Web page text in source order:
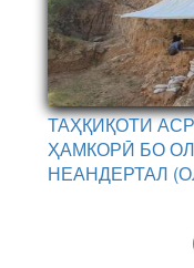
ТАҲҚИҚОТИ
ҲАМКОРӢ БО
НЕАНДЕРТАЛ